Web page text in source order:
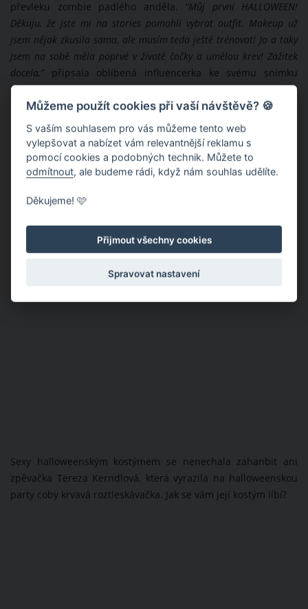
převleku zombie padlého anděla. “Můj první HALLOWEEN!
Děkuju, že jste mi na stories pomohli vybrat outfit. Makeup už
jsem nějak zkusila sama, ale musím teda ještě trénovat! Jo a taky
jsem na sobě měla poprvé v životě čočky a umělou krev! Zážitek
docela,”připsala oblíbená influencerka ke svému snímku
halloweenského převleku.
Sexy halloweenským kostýmem se nenechala zahanbit ani
zpěvačka Tereza Kerndlová, která vyrazila na halloweenskou
party coby krvavá roztleskávačka. Jak se vám její kostým líbí?
Můžeme použít cookies při vaší návštěvě? 🍪
S vaším souhlasem pro vás můžeme tento web
vylepšovat a nabízet vám relevantnější reklamu s
pomocí cookies a podobných technik. Můžete to
odmítnout , ale budeme rádi, když nám souhlas udělíte.
Děkujeme! 🩷
Přijmout všechny cookies
Spravovat nastavení